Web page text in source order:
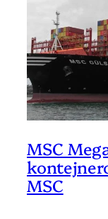
MSC
MSC